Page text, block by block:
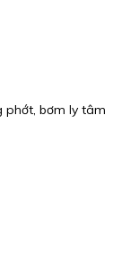
phớt, bơm ly tâm